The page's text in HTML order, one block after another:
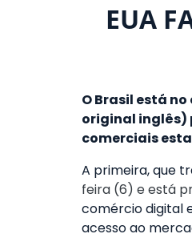
EUA
O Brasil está
original inglês)
comerciais
A primeira, que
feira (6) e está
comércio digital
acesso ao